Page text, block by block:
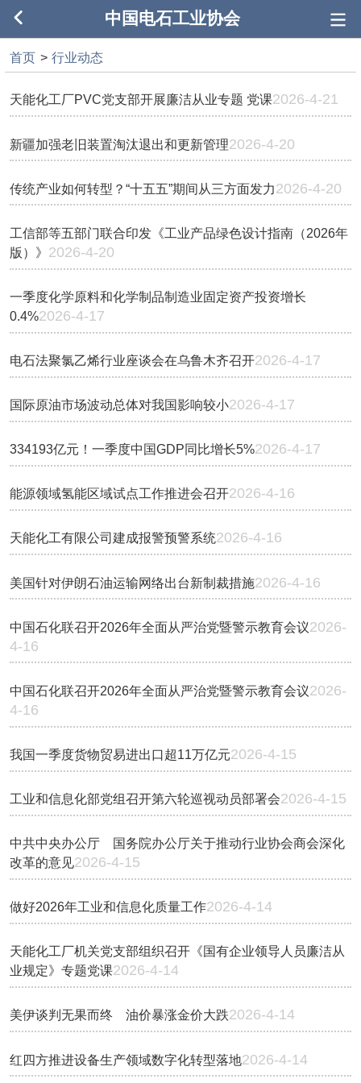
中国电石工业协会
首页 > 行业动态
天能化工厂PVC党支部开展廉洁从业专题 党课2026-4-21
新疆加强老旧装置淘汰退出和更新管理2026-4-20
传统产业如何转型？“十五五”期间从三方面发力2026-4-20
工信部等五部门联合印发《工业产品绿色设计指南（2026年
版）》 2026-4-20
一季度化学原料和化学制品制造业固定资产投资增长
0.4%2026-4-17
电石法聚氯乙烯行业座谈会在乌鲁木齐召开2026-4-17
国际原油市场波动总体对我国影响较小2026-4-17
334193亿元！一季度中国GDP同比增长5%2026-4-17
能源领域氢能区域试点工作推进会召开2026-4-16
天能化工有限公司建成报警预警系统2026-4-16
美国针对伊朗石油运输网络出台新制裁措施2026-4-16
中国石化联召开2026年全面从严治党暨警示教育会议2026-
4-16
中国石化联召开2026年全面从严治党暨警示教育会议2026-
4-16
我国一季度货物贸易进出口超11万亿元2026-4-15
工业和信息化部党组召开第六轮巡视动员部署会2026-4-15
中共中央办公厅 国务院办公厅关于推动行业协会商会深化
改革的意见2026-4-15
做好2026年工业和信息化质量工作2026-4-14
天能化工厂机关党支部组织召开《国有企业领导人员廉洁从
业规定》专题党课2026-4-14
美伊谈判无果而终 油价暴涨金价大跌2026-4-14
红四方推进设备生产领域数字化转型落地2026-4-14